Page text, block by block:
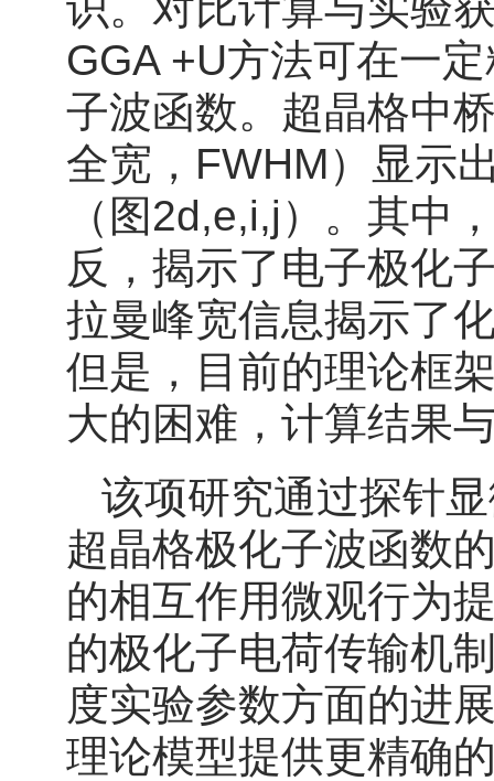
GGA +U方法可在一
子波函数。超晶格中
全宽，FWHM）显示
（图2d,e,i,j）。其中
反，揭示了电子极化
拉曼峰宽信息揭示了
但是，目前的理论框
大的困难，计算结果
该项研究通过探针
超晶格极化子波函数
的相互作用微观行为
的极化子电荷传输机
度实验参数方面的进
理论模型提供更精确